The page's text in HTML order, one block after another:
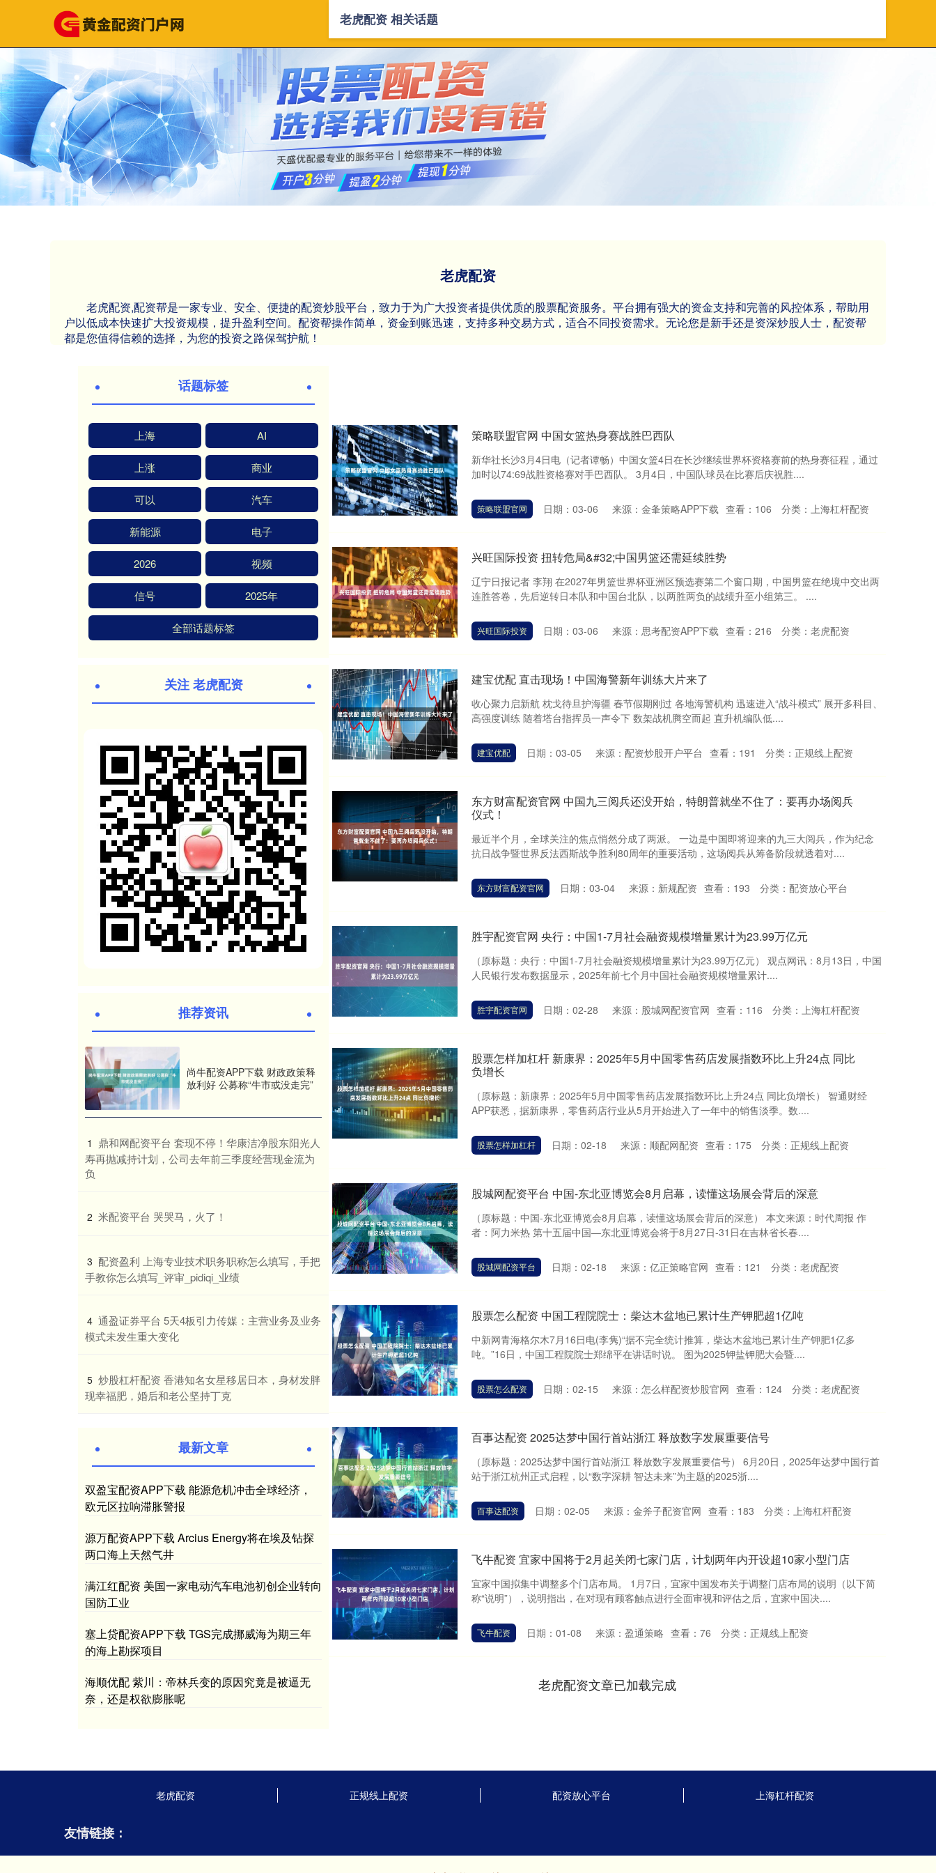
老虎配资
老虎配资,配资帮是一家专业、安全、便捷的配资炒股平台，致力于为广大投资者提供优质的股票配资服务。平台拥有强大的资金支持和完善的风控体系，帮助用
户以低成本快速扩大投资规模，提升盈利空间。配资帮操作简单，资金到账迅速，支持多种交易方式，适合不同投资需求。无论您是新手还是资深炒股人士，配资帮
都是您值得信赖的选择，为您的投资之路保驾护航！
老虎配资 相关话题
策略联盟官网 中国女篮热身赛战胜巴西队
新华社长沙3月4日电（记者谭畅）中国女篮4日在长沙继续世界杯资格赛前的热身赛征程，通过
加时以74:69战胜资格赛对手巴西队。 3月4日，中国队球员在比赛后庆祝胜....
策略联盟官网 日期：03-06 来源：金夆策略APP下载 查看： 106 分类： 上海杠杆配资
兴旺国际投资 扭转危局&#32;中国男篮还需延续胜势
辽宁日报记者 李翔 在2027年男篮世界杯亚洲区预选赛第二个窗口期，中国男篮在绝境中交出两
连胜答卷，先后逆转日本队和中国台北队，以两胜两负的战绩升至小组第三。 ....
兴旺国际投资 日期：03-06 来源：思考配资APP下载 查看： 216 分类： 老虎配资
建宝优配 直击现场！中国海警新年训练大片来了
收心聚力启新航 枕戈待旦护海疆 春节假期刚过 各地海警机构 迅速进入“战斗模式” 展开多科目、
高强度训练 随着塔台指挥员一声令下 数架战机腾空而起 直升机编队低....
建宝优配 日期：03-05 来源：配资炒股开户平台 查看： 191 分类： 正规线上配资
东方财富配资官网 中国九三阅兵还没开始，特朗普就坐不住了：要再办场阅兵
仪式！
最近半个月，全球关注的焦点悄然分成了两派。 一边是中国即将迎来的九三大阅兵，作为纪念
抗日战争暨世界反法西斯战争胜利80周年的重要活动，这场阅兵从筹备阶段就透着对....
东方财富配资官网 日期：03-04 来源：新规配资 查看： 193 分类： 配资放心平台
胜宇配资官网 央行：中国1-7月社会融资规模增量累计为23.99万亿元
（原标题：央行：中国1-7月社会融资规模增量累计为23.99万亿元） 观点网讯：8月13日，中国
人民银行发布数据显示，2025年前七个月中国社会融资规模增量累计....
胜宇配资官网 日期：02-28 来源：股城网配资官网 查看： 116 分类： 上海杠杆配资
股票怎样加杠杆 新康界：2025年5月中国零售药店发展指数环比上升24点 同比
负增长
（原标题：新康界：2025年5月中国零售药店发展指数环比上升24点 同比负增长） 智通财经
APP获悉，据新康界，零售药店行业从5月开始进入了一年中的销售淡季。数....
股票怎样加杠杆 日期：02-18 来源：顺配网配资 查看： 175 分类： 正规线上配资
股城网配资平台 中国-东北亚博览会8月启幕，读懂这场展会背后的深意
（原标题：中国-东北亚博览会8月启幕，读懂这场展会背后的深意） 本文来源：时代周报 作
者：阿力米热 第十五届中国—东北亚博览会将于8月27日-31日在吉林省长春....
股城网配资平台 日期：02-18 来源：亿正策略官网 查看： 121 分类： 老虎配资
股票怎么配资 中国工程院院士：柴达木盆地已累计生产钾肥超1亿吨
中新网青海格尔木7月16日电(李隽)“据不完全统计推算，柴达木盆地已累计生产钾肥1亿多
吨。”16日，中国工程院院士郑绵平在讲话时说。 图为2025钾盐钾肥大会暨....
股票怎么配资 日期：02-15 来源：怎么样配资炒股官网 查看： 124 分类： 老虎配资
百事达配资 2025达梦中国行首站浙江 释放数字发展重要信号
（原标题：2025达梦中国行首站浙江 释放数字发展重要信号） 6月20日，2025年达梦中国行首
站于浙江杭州正式启程，以“数字深耕 智达未来”为主题的2025浙....
百事达配资 日期：02-05 来源：金斧子配资官网 查看： 183 分类： 上海杠杆配资
飞牛配资 宜家中国将于2月起关闭七家门店，计划两年内开设超10家小型门店
宜家中国拟集中调整多个门店布局。 1月7日，宜家中国发布关于调整门店布局的说明（以下简
称“说明”），说明指出，在对现有顾客触点进行全面审视和评估之后，宜家中国决....
飞牛配资 日期：01-08 来源：盈通策略 查看： 76 分类： 正规线上配资
老虎配资文章已加载完成
话题标签
上海 AI
上涨 商业
可以 汽车
新能源 电子
2026 视频
信号 2025年
全部话题标签
关注 老虎配资
推荐资讯
尚牛配资APP下载 财政政策释
放利好 公募称“牛市或没走完”
1 ​鼎和网配资平台 套现不停！华康洁净股东阳光人
寿再抛减持计划，公司去年前三季度经营现金流为
负
2 ​米配资平台 哭哭马，火了！
3 ​配资盈利 上海专业技术职务职称怎么填写，手把
手教你怎么填写_评审_pidiqi_业绩
4 ​通盈证券平台 5天4板引力传媒：主营业务及业务
模式未发生重大变化
5 ​炒股杠杆配资 香港知名女星移居日本，身材发胖
现幸福肥，婚后和老公坚持丁克
最新文章
双盈宝配资APP下载 能源危机冲击全球经济，
欧元区拉响滞胀警报
源万配资APP下载 Arcius Energy将在埃及钻探
两口海上天然气井
满江红配资 美国一家电动汽车电池初创企业转向
国防工业
塞上贷配资APP下载 TGS完成挪威海为期三年
的海上勘探项目
海顺优配 紫川：帝林兵变的原因究竟是被逼无
奈，还是权欲膨胀呢
老虎配资 正规线上配资 配资放心平台 上海杠杆配资
友情链接：